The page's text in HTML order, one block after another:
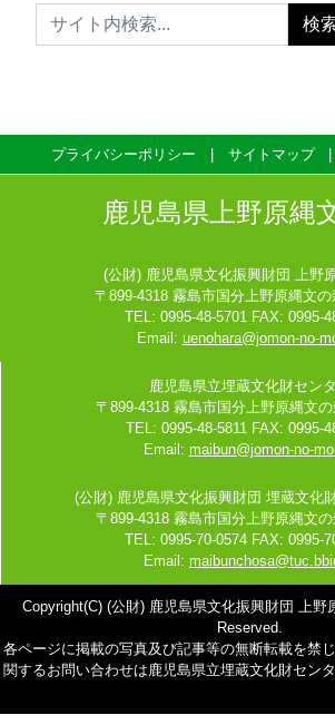
プライバシーポリシー サイトマップ
鹿児島県上野原縄
(公財) 鹿児島県文化振興財団 上野
〒899-4318 霧島市国分上野原縄文
TEL: 0995-48-5701 FAX: 0995-
Email: uenohara@jomon-no-
鹿児島県立埋蔵文化財セン
〒899-4318 霧島市国分上野原縄文
TEL: 0995-48-5811 FAX: 0995-
Email: maibun@jomon-no-
(公財) 鹿児島県文化振興財団 埋蔵文化
〒899-4318 霧島市国分上野原縄文
TEL: 0995-70-0574 FAX: 0995-
Email:
Copyright(C) (公財) 鹿児島県文化振興財団 上
Reserved.
各ページに掲載の写真及び記事等の無断転載を禁
関するお問い合わせは鹿児島県立埋蔵文化財セン